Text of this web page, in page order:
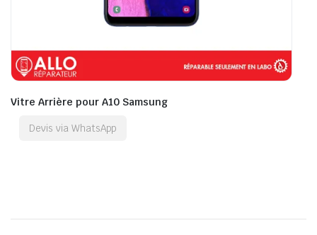
Vitre Arrière pour A10 Samsung
Devis via WhatsApp